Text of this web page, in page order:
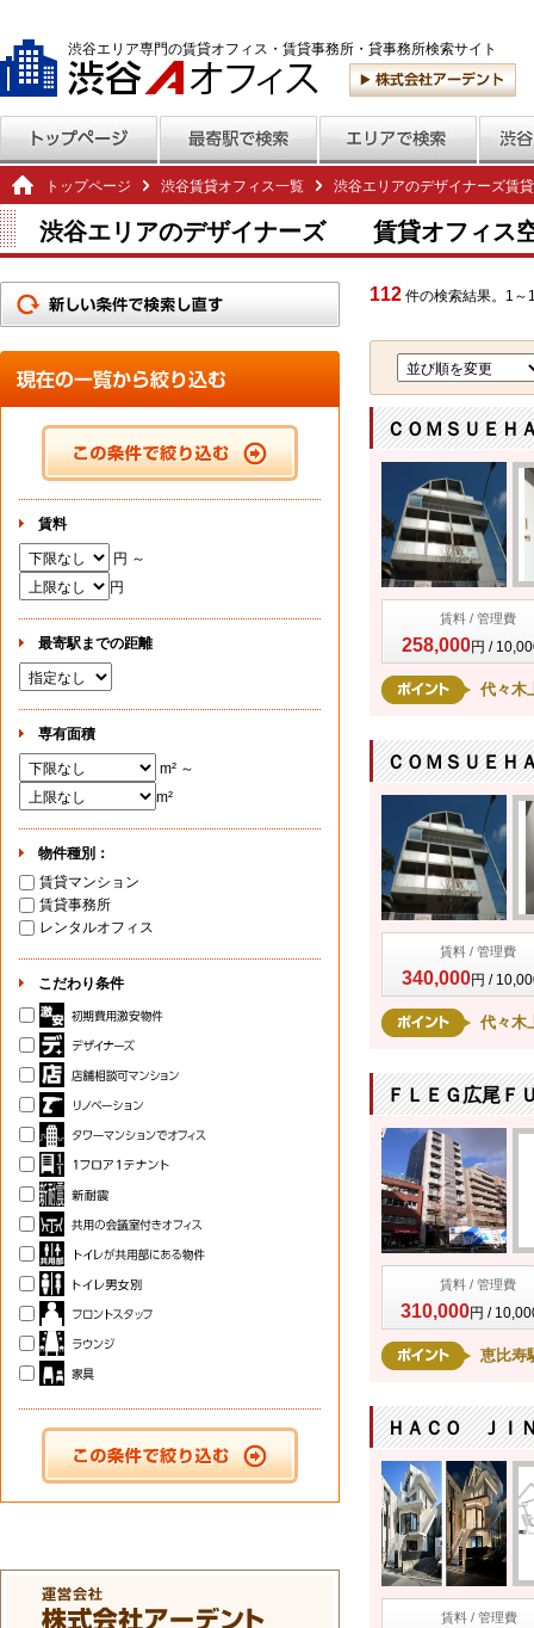
渋谷エリア専門の賃貸オフィス・賃貸事務所・貸事務所検索サイト
トップページ 渋谷賃貸オフィス一覧 渋谷エリアのデザイナーズ賃
渋谷エリアのデザイナーズ 賃貸オフィス
112 件の検索結果。1～
ＣＯＭＳＵＥＨ
賃料 / 管理費
258,000円 /
代々木
ＣＯＭＳＵＥＨ
賃料 / 管理費
340,000円 /
代々木
ＦＬＥＧ広尾Ｆ
賃料 / 管理費
310,000円 /
恵比寿
ＨＡＣＯ ＪＩ
賃料 / 管理費
賃料
円 ～
円
最寄駅までの距離
専有面積
m² ～
m²
物件種別：
賃貸マンション
賃貸事務所
レンタルオフィス
こだわり条件